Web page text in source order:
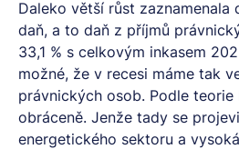
Daleko větší růst zaznamenala
daň, a to daň z příjmů
33,1 % s celkovým inkasem
možné, že v recesi máme tak
právnických osob. Podle
obráceně. Jenže tady se
energetického sektoru a